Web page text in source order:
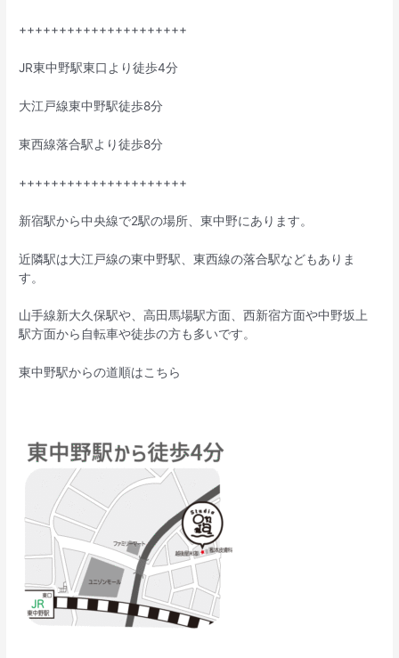
+++++++++++++++++++++
JR東中野駅東口より徒歩4分
大江戸線東中野駅徒歩8分
東西線落合駅より徒歩8分
+++++++++++++++++++++
新宿駅から中央線で2駅の場所、東中野にあります。
近隣駅は大江戸線の東中野駅、東西線の落合駅などもありま
す。
山手線新大久保駅や、高田馬場駅方面、西新宿方面や中野坂上
駅方面から自転車や徒歩の方も多いです。
東中野駅からの道順はこちら